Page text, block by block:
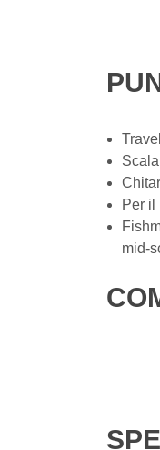
Per il
mid-